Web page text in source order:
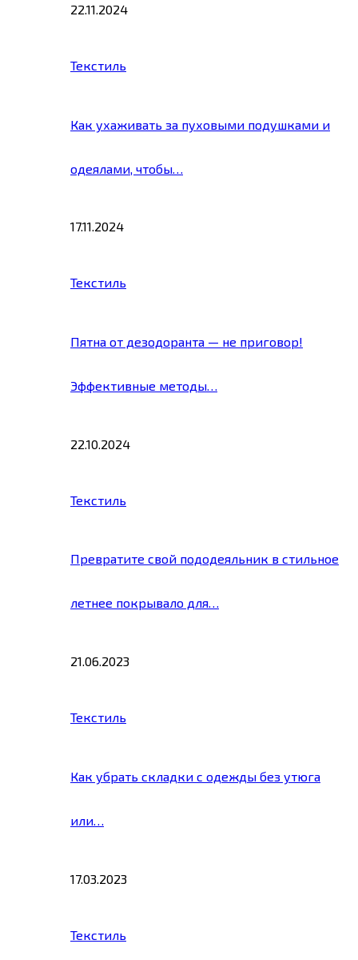
22.11.2024
Текстиль
Как ухаживать за пуховыми подушками и
одеялами, чтобы…
17.11.2024
Текстиль
Пятна от дезодоранта — не приговор!
Эффективные методы…
22.10.2024
Текстиль
Превратите свой пододеяльник в стильное
летнее покрывало для…
21.06.2023
Текстиль
Как убрать складки с одежды без утюга
или…
17.03.2023
Текстиль